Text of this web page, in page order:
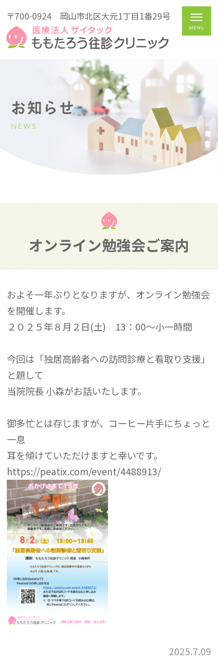
〒700-0924 岡山市北区大元1丁目1番29号
お知らせ
NEWS
オンライン勉強会ご案内
およそ一年ぶりとなりますが、オンライン勉強会
を開催します。
２０２５年８月２日(土) 13：00～小一時間
今回は「独居高齢者への訪問診療と看取り支援」
と題して
当院院長 小森がお話いたします。
御多忙とは存じますが、コーヒー片手にちょっと
一息
耳を傾けていただけますと幸いです。
https://peatix.com/event/4488913/
2025.7.09